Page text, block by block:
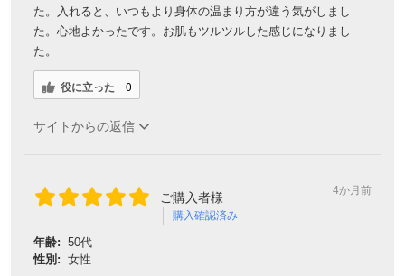
た。入れると、いつもより身体の温まり方が違う気がしまし
た。心地よかったです。お肌もツルツルした感じになりまし
た。
役に立った 0
サイトからの返信
ご購入者様
購入確認済み
4か月前
年齢: 50代
性別: 女性